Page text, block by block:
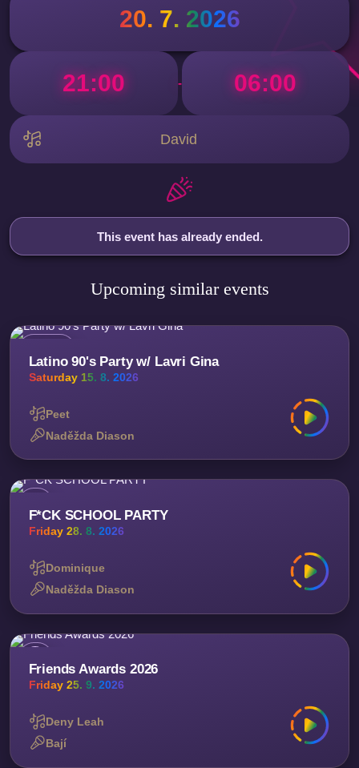
20. 7. 2026
21:00 - 06:00
David
This event has already ended.
Upcoming similar events
Latino 90's Party w/ Lavri Gina
Saturday 15. 8. 2026
Peet
Naděžda Diason
F*CK SCHOOL PARTY
Friday 28. 8. 2026
Dominique
Naděžda Diason
Friends Awards 2026
Friday 25. 9. 2026
Deny Leah
Bají